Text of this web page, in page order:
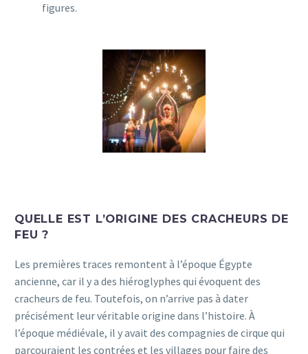
figures.
QUELLE EST L’ORIGINE DES CRACHEURS DE
FEU ?
Les premières traces remontent à l’époque Égypte
ancienne, car il y a des hiéroglyphes qui évoquent des
cracheurs de feu. Toutefois, on n’arrive pas à dater
précisément leur véritable origine dans l’histoire. À
l’époque médiévale, il y avait des compagnies de cirque qui
parcouraient les contrées et les villages pour faire des